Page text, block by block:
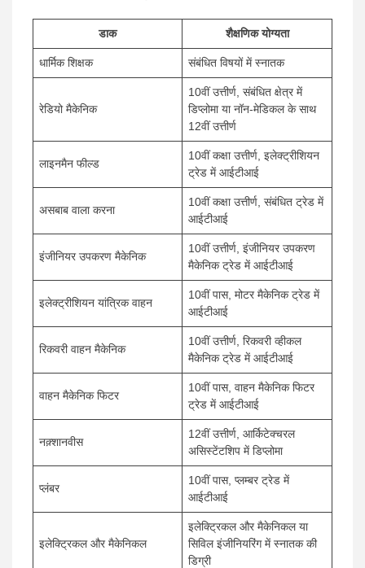
डाक शैक्षणिक योग्यता
धार्मिक शिक्षक संबंधित विषयों में स्नातक
रेडियो मैकेनिक
10वीं उत्तीर्ण, संबंधित क्षेत्र में
डिप्लोमा या नॉन-मेडिकल के साथ
12वीं उत्तीर्ण
लाइनमैन फील्ड
10वीं कक्षा उत्तीर्ण, इलेक्ट्रीशियन
ट्रेड में आईटीआई
असबाब वाला करना
10वीं कक्षा उत्तीर्ण, संबंधित ट्रेड में
आईटीआई
इंजीनियर उपकरण मैकेनिक
10वीं उत्तीर्ण, इंजीनियर उपकरण
मैकेनिक ट्रेड में आईटीआई
इलेक्ट्रीशियन यांत्रिक वाहन
10वीं पास, मोटर मैकेनिक ट्रेड में
आईटीआई
रिकवरी वाहन मैकेनिक
10वीं उत्तीर्ण, रिकवरी व्हीकल
मैकेनिक ट्रेड में आईटीआई
वाहन मैकेनिक फिटर
10वीं पास, वाहन मैकेनिक फिटर
ट्रेड में आईटीआई
नक़्शानवीस
12वीं उत्तीर्ण, आर्किटेक्चरल
असिस्टेंटशिप में डिप्लोमा
प्लंबर
10वीं पास, प्लम्बर ट्रेड में
आईटीआई
इलेक्ट्रिकल और मैकेनिकल
इलेक्ट्रिकल और मैकेनिकल या
सिविल इंजीनियरिंग में स्नातक की
डिग्री